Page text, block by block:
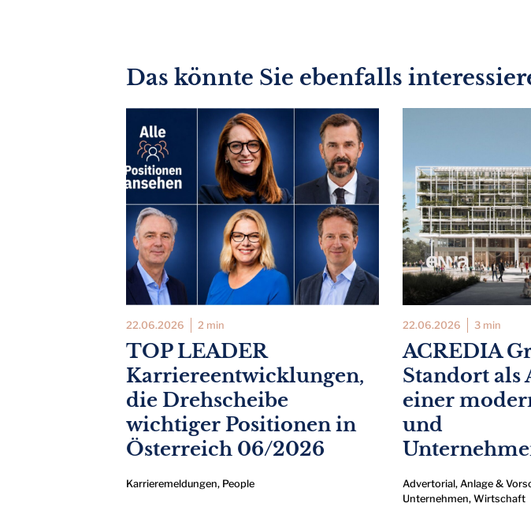
Das könnte Sie ebenfalls
22.06.2026 2 min
TOP LEADER
Karriereentwicklungen,
die Drehscheibe
wichtiger Positionen in
Österreich 06/2026
Karrieremeldungen, People
22.06.2026 3 min
ACREDIA
Standort als
einer
und
Advertorial, Anlage &
Unternehmen,Wirtschaft